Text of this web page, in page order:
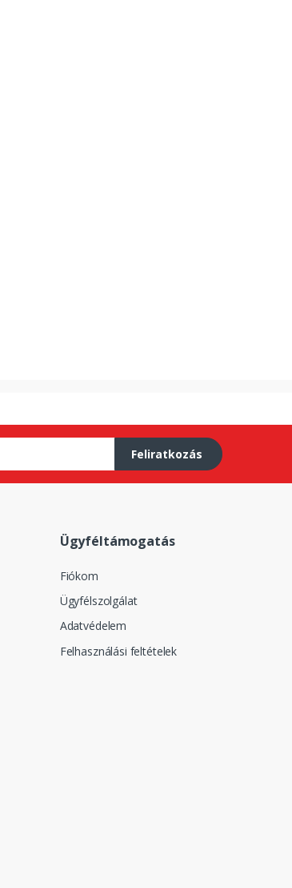
Feliratkozás
Ügyféltámogatás
Fiókom
Ügyfélszolgálat
Adatvédelem
Felhasználási feltételek